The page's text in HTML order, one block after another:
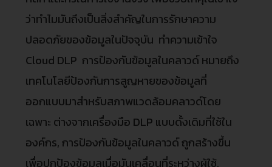
ว่าทำไมมันถึงเป็นสิ่งสำคัญในการรักษาความ
ปลอดภัยของข้อมูลในปัจจุบัน ทำความเข้าใจ
Cloud DLP การป้องกันข้อมูลในคลาวด์ หมายถึง
เทคโนโลยีป้องกันการสูญหายของข้อมูลที่
ออกแบบมาสำหรับสภาพแวดล้อมคลาวด์โดย
เฉพาะ ต่างจากเครื่องมือ DLP แบบดั้งเดิมที่ใช้ใน
องค์กร, การป้องกันข้อมูลในคลาวด์ ถูกสร้างขึ้น
เพื่อปกป้องข้อมูลเมื่อมันเคลื่อนที่ระหว่างผู้ใช้,